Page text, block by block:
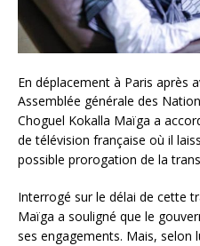
En déplacement à Paris après
Assemblée générale des
Choguel Kokalla Maïga a
de télévision française où il
possible prorogation de la
Interrogé sur le délai de cette
Maïga a souligné que le
ses engagements. Mais, selon